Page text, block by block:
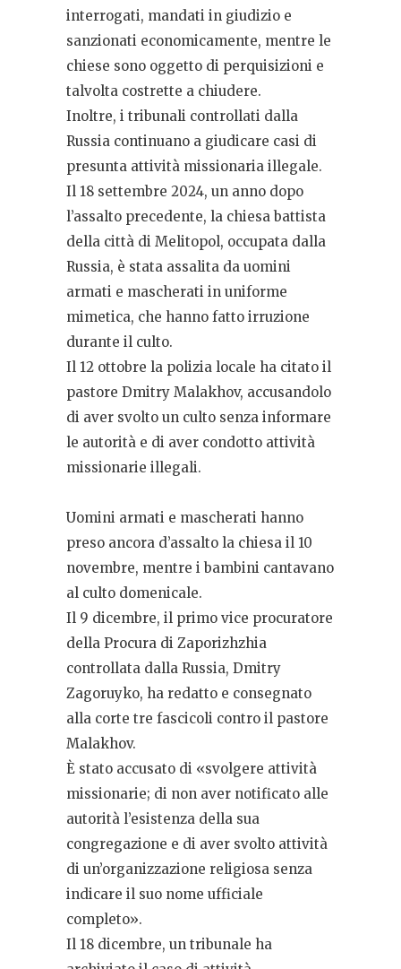
interrogati, mandati in giudizio e
sanzionati economicamente, mentre le
chiese sono oggetto di perquisizioni e
talvolta costrette a chiudere.
Inoltre, i tribunali controllati dalla
Russia continuano a giudicare casi di
presunta attività missionaria illegale.
Il 18 settembre 2024, un anno dopo
l’assalto precedente, la chiesa battista
della città di Melitopol, occupata dalla
Russia, è stata assalita da uomini
armati e mascherati in uniforme
mimetica, che hanno fatto irruzione
durante il culto.
Il 12 ottobre la polizia locale ha citato il
pastore Dmitry Malakhov, accusandolo
di aver svolto un culto senza informare
le autorità e di aver condotto attività
missionarie illegali.
Uomini armati e mascherati hanno
preso ancora d’assalto la chiesa il 10
novembre, mentre i bambini cantavano
al culto domenicale.
Il 9 dicembre, il primo vice procuratore
della Procura di Zaporizhzhia
controllata dalla Russia, Dmitry
Zagoruyko, ha redatto e consegnato
alla corte tre fascicoli contro il pastore
Malakhov.
È stato accusato di «svolgere attività
missionarie; di non aver notificato alle
autorità l’esistenza della sua
congregazione e di aver svolto attività
di un’organizzazione religiosa senza
indicare il suo nome ufficiale
completo».
Il 18 dicembre, un tribunale ha